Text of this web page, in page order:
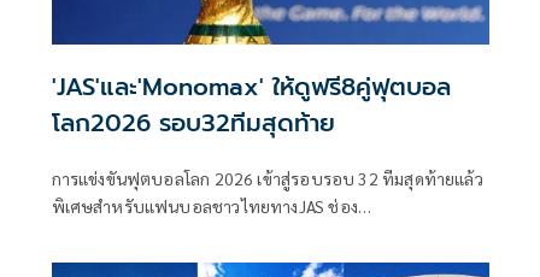
'JAS'และ'Monomax' ให้ดูฟรี8คู่ฟุตบอล
โลก2026 รอบ32ทีมสุดท้าย
การแข่งขันฟุตบอลโลก 2026 เข้าสู่รอบรอบ 32 ทีมสุดท้ายแล้ว
พิเศษสำหรับแฟนบอลชาวไทยทางJAS ช่อง
หลายช่วงเวลา โดยแฟนบอลชาวไทยจะได้ดู ทีมในดวงใจ ทีม